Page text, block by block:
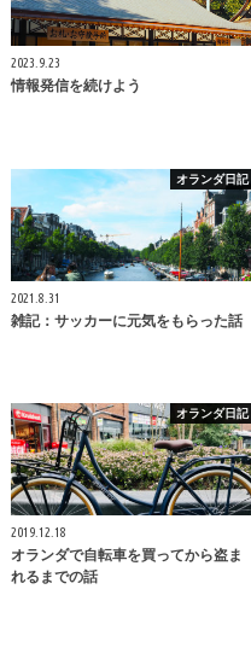
2023.9.23
情報発信を続けよう
オランダ日記
2021.8.31
雑記：サッカーに元気をもらった話
オランダ日記
2019.12.18
オランダで自転車を買ってから盗ま
れるまでの話